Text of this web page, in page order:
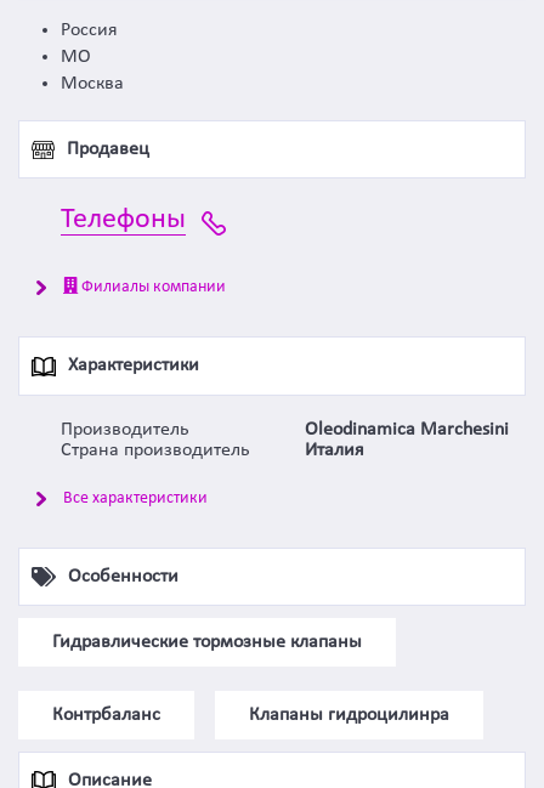
Россия
МО
Москва
Продавец
Телефоны
Филиалы компании
Характеристики
Производитель
Oleodinamica Marchesini
Страна производитель
Италия
Все характеристики
Особенности
Гидравлические тормозные клапаны
Контрбаланс Клапаны гидроцилинра
Описание